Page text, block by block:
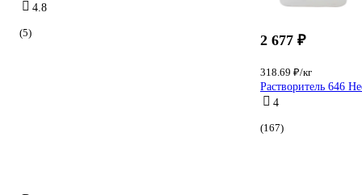
4.8
(5) 2 677 ₽
318.69 ₽/кг
Растворитель 646
4
(167)